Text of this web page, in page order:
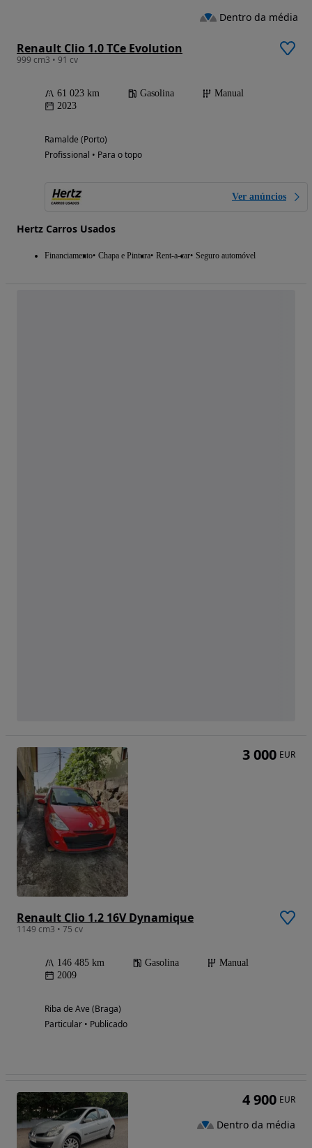
Renault Clio 1.0 TCe Evolution
999 cm3 • 91 cv
61 023 km Gasolina
Manual
2023
Ramalde (Porto)
Profissional • Para o topo
Ver anúncios
Hertz Carros Usados
Financiamento Chapa e Pintura Rent-a-car Seguro automóvel
Dentro da média
Renault Clio 1.2 16V Dynamique
1149 cm3 • 75 cv
146 485 km Gasolina
Manual
2009
Riba de Ave (Braga)
Particular • Publicado
3 000 EUR
4 900 EUR
Dentro da média